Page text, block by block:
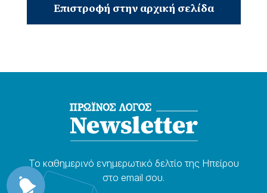
Επιστροφή στην αρχική σελίδα
Το καθημερɩνό ενημερωτɩκό δελτίο της Ηπείρου
στο email σου.